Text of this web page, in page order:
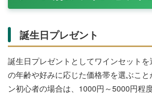
誕生日プレゼント
誕生日プレゼントとしてワインセット
の年齢や好みに応じた価格帯を選ぶこと
ン初心者の場合は、1000円～5000円程